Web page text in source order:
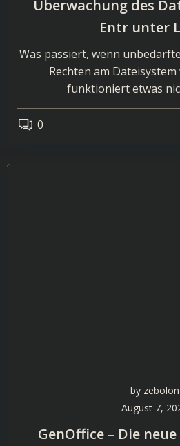
Überwachung des
Entr unter
Was passiert, wenn
Rechten am
funktioniert etwas
0
by zebolon
August 7,
GenOffice – Die